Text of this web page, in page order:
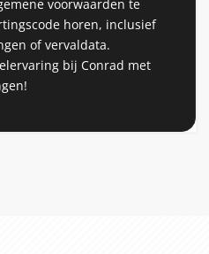
voorwaarden te
horen, inclusief
of vervaldata.
bij Conrad met